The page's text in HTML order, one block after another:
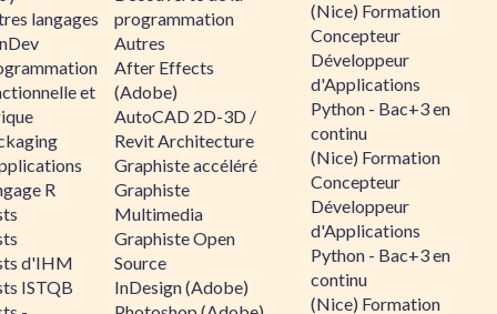
langages
et
R
d'IHM
ISTQB
programmation
Autres
After Effects
(Adobe)
AutoCAD 2D-3D /
Revit Architecture
Graphiste accéléré
Graphiste
Multimedia
Graphiste Open
Source
InDesign (Adobe)
(Nice) Formation
Concepteur
Développeur
d'Applications
Python - Bac+3 en
continu
(Nice) Formation
Concepteur
Développeur
d'Applications
Python - Bac+3 en
continu
(Nice) Formation